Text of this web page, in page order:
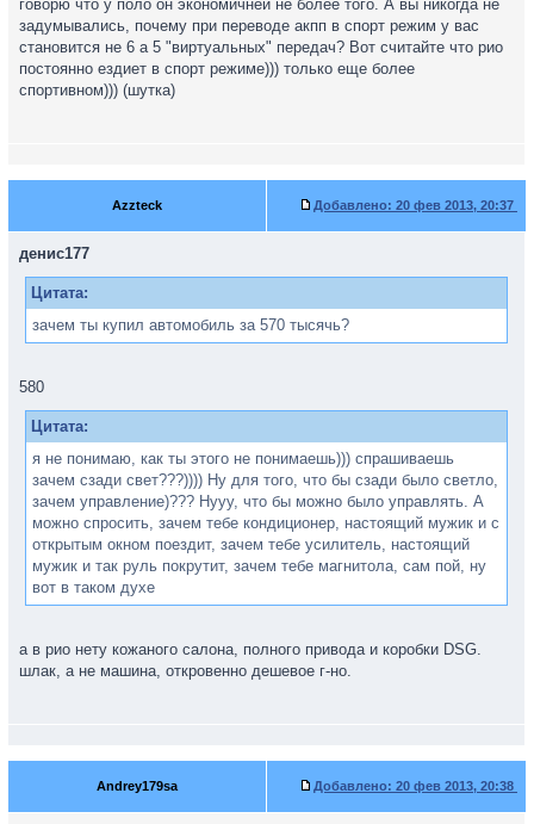
говорю что у поло он экономичней не более того. А вы никогда не
задумывались, почему при переводе акпп в спорт режим у вас
становится не 6 а 5 "виртуальных" передач? Вот считайте что рио
постоянно ездиет в спорт режиме))) только еще более
спортивном))) (шутка)
Azzteck Добавлено: 20 фев 2013, 20:37
денис177
Цитата:
зачем ты купил автомобиль за 570 тысячь?
580
Цитата:
я не понимаю, как ты этого не понимаешь))) спрашиваешь
зачем сзади свет???)))) Ну для того, что бы сзади было светло,
зачем управление)??? Нууу, что бы можно было управлять. А
можно спросить, зачем тебе кондиционер, настоящий мужик и с
открытым окном поездит, зачем тебе усилитель, настоящий
мужик и так руль покрутит, зачем тебе магнитола, сам пой, ну
вот в таком духе
а в рио нету кожаного салона, полного привода и коробки DSG.
шлак, а не машина, откровенно дешевое г-но.
Andrey179sa Добавлено: 20 фев 2013, 20:38